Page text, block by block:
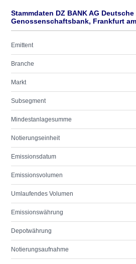
Stammdaten DZ BANK AG
Genossenschaftsbank, Frankfurt
Emittent
Branche
Markt
Subsegment
Mindestanlagesumme
Notierungseinheit
Emissionsdatum
Emissionsvolumen
Umlaufendes Volumen
Emissionswährung
Depotwährung
Notierungsaufnahme